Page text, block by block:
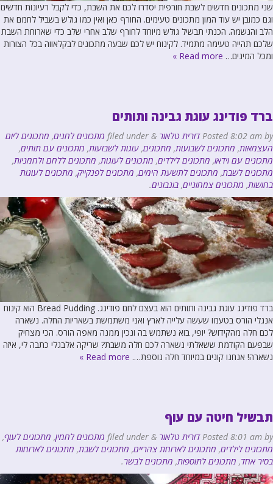
שני מתכונים חדשים לשבת חורפית יסדרו לכם את השבת, כדי לקבל רעיונות חדשים
וגם כמובן יש עוד המון מתכונים טעימים. החורף כאן ואין כמו גולש בשביל לחמם את
הלב והנשמה. הכנתי תבשיל גולש מיוחד לחורף שלב אחרי שלב כדי שארוחת השבת
שלכם תהייה טעימה מתמיד. לקינוח יש לכם שבעה מתכונים לבקלאווה בכל הצורות
ומכל המינים… Read more »
ברד פודינג עוגת גבינה ותותים
Posted8:02 am by דורית טלאור & מתכונים לחגים, מתכונים ליום
העצמאות, מתכונים לשבועות, מתכונים, עוגות לשבועות, מתכונים עם תותים,
מתכונים עם וידאו, מתכונים לילדים, מתכונים לעוגות, מתכונים ללחם ולחמניות,
מתכונים לשבת, מתכונים לתשעת הימים, מתכונים לפנקייק, מתכונים לעוגות
בחושות, מתכונים צמחוניים, בונבונים.
ברד פודינג עוגת גבינה ותותים הוא בעצם לחם פודינג. Bread Pudding הוא קינוח
אנגלי הורס בטעמו שעשה עלייה לארץ ואני משתמשת בשאריות החלה. נשארה
לכם חלה מהקידוש? יופי, בוא נשתמש בה ונכין ממנה מאפה הורס. הכי מצחיק
שבפעם הקודמת ששאלתי נשארה לכם חלה משבת? שריקה אלבגלי כתבה לי, איזה
נשארה! אנחנו קונים במיוחד חלה נוספת…. Read more »
תבשיל חיטה עם עוף
Posted8:01 am by דורית טלאור & מתכונים לחמין, מתכונים לעוף,
מתכונים לילדים, מתכונים לארוחת צהריים, מתכונים לשבת, מתכונים לארוחות
בסיר אחד, מתכונים לתוספות, מתכונים לבשר.